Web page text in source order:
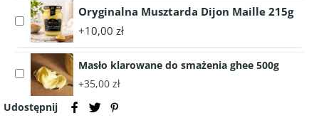
BULION
WOŁOWY
KOŚCI
SZPIKOWYCH
350ml
Select
accessory
Oryginalna
Musztarda
Dijon
Maille
215g
Oryginalna Musztarda Dijon Maille 215g
+10,00 zł
Select
accessory
Masło
Masło klarowane do smażenia ghee 500g
+35,00 zł
Udostępnij